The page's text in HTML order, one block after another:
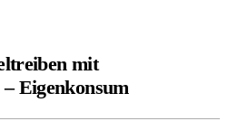
mit
Eigenkonsum